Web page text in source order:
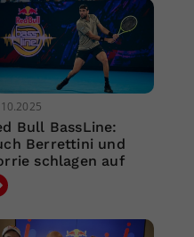
Bull BassLine:
Berrettini und
schlagen auf